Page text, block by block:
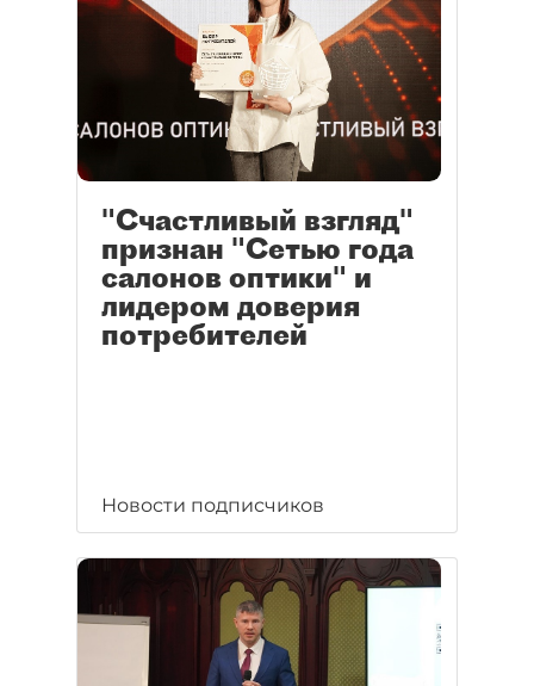
"Счастливый взгляд"
признан "Сетью года
салонов оптики" и
лидером доверия
потребителей
Новости подписчиков